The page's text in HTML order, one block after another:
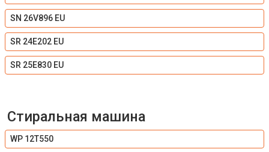
SN 26V896 EU
SR 24E202 EU
SR 25E830 EU
Стиральная машина
WP 12T550